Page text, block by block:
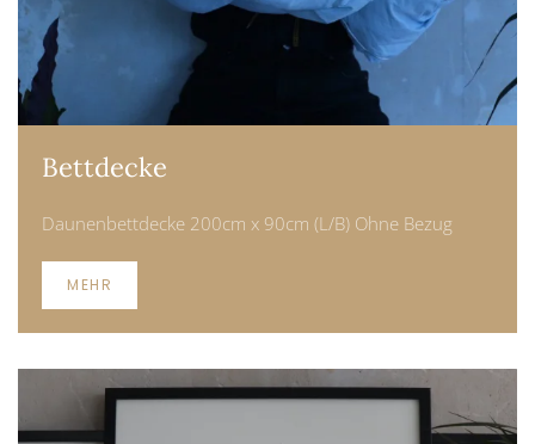
Bettdecke
Daunenbettdecke 200cm x 90cm (L/B) Ohne Bezug
MEHR